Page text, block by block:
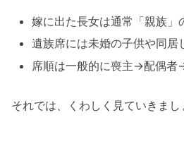
嫁に出た長女は通常「親族」
遺族席には未婚の子供や同居
席順は一般的に喪主→配偶
それでは、くわしく見ていきまし